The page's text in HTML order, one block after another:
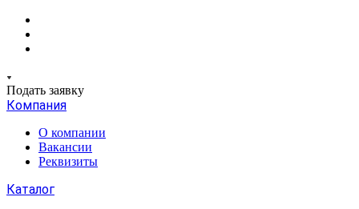
Подать заявку
Компания
О компании
Вакансии
Реквизиты
Каталог